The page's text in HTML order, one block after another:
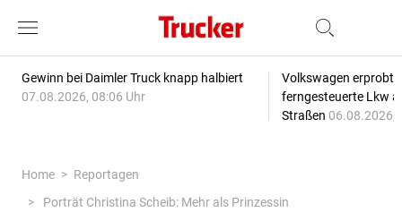
Gewinn bei Daimler Truck knapp halbiert
07.08.2026, 08:06 Uhr
Volkswagen erprobt
ferngesteuerte Lkw
Straßen 06.08.2026,
Home
Reportagen
Porträt Christina Scheib: Mehr als Prinzessin